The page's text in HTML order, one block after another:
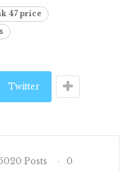
47 price
Twitter
Posts
0